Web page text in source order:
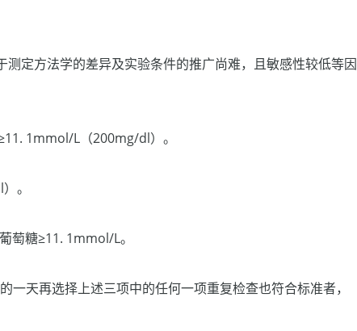
定方法学的差异及实验条件的推广尚难，且敏感性较低等因
1mmol/L（200mg/dl）。
。
萄糖≥11. 1mmol/L。
天再选择上述三项中的任何一项重复检查也符合标准者，